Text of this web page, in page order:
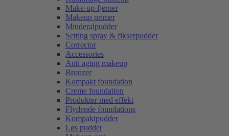
Make-up-fjerner
Makeup primer
Minderalpudder
Setting spray & fikserpudder
Corrector
Accessories
Anti aging makeup
Bronzer
Kompakt foundation
Creme foundation
Produkter med effekt
Flydende foundations
Kompaktpudder
Løs pudder